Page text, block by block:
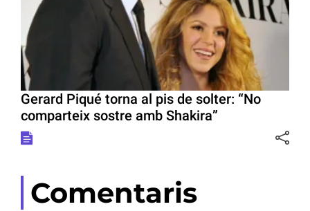
Gerard Piqué torna al pis de solter: “No
comparteix sostre amb Shakira”
Comentaris